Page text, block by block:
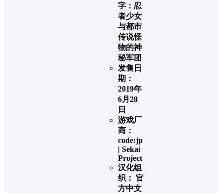
字：忍
者少女
与都市
传说怪
物的神
秘军团
发售日
期：
2019年
6月28
日
游戏厂
商：
code:jp
| Sekai
Project
汉化组
织： 官
方中文